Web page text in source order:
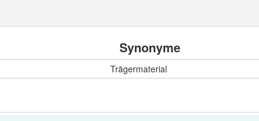
Synonyme
Trägermaterial